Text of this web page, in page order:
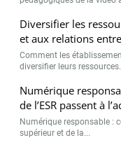
Diversifier les
et aux relations
Comment les
diversifier leurs
Numérique
de l’ESR passent à
Numérique responsable :
supérieur et de la...